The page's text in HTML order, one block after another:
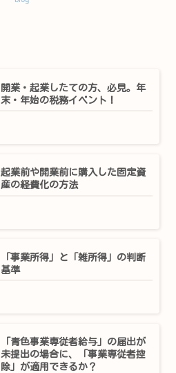
開業・起業したての方、必見。年
末・年始の税務イベント！
起業前や開業前に購入した固定資
産の経費化の方法
「事業所得」と「雑所得」の判断
基準
「青色事業専従者給与」の届出が
未提出の場合に、「事業専従者控
除」が適用できるか？